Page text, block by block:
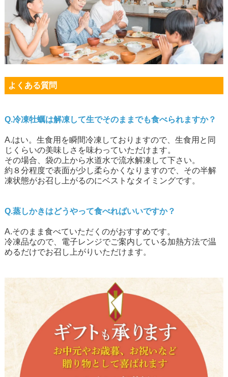
よくある質問
Q.冷凍牡蠣は解凍して生でそのままでも食べられますか？
A.はい。生食用を瞬間冷凍しておりますので、生食用と同
じくらいの美味しさを味わっていただけます。
その場合、袋の上から水道水で流水解凍して下さい。
約８分程度で表面が少し柔らかくなりますので、その半解
凍状態がお召し上がるのにベストなタイミングです。
Q.蒸しかきはどうやって食べればいいですか？
A.そのまま食べていただくのがおすすめです。
冷凍品なので、電子レンジでご案内している加熱方法で温
めるだけでお召し上がりいただけます。